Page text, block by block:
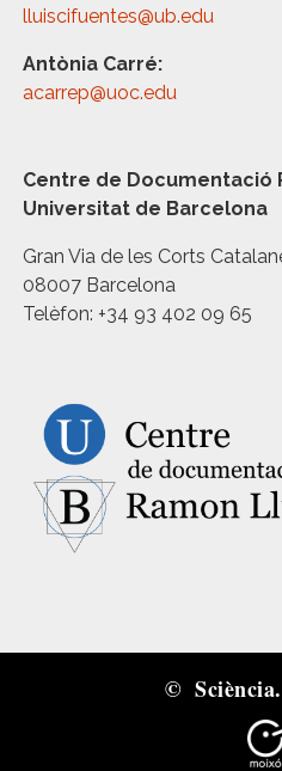
lluiscifuentes@ub.edu
Antònia Carré:
acarrep@uoc.edu
Centre de Documentació
Universitat de Barcelona
Gran Via de les Corts
08007 Barcelona
Telèfon: +34 93 402 09 65
©